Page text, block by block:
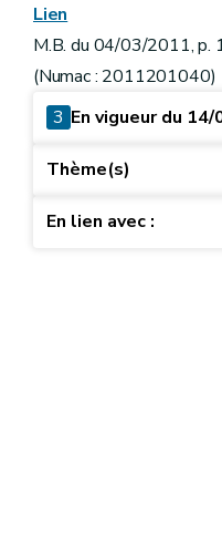
Lien
M.B. du 04/03/2011, p.
(Numac : 2011201040)
3 En vigueur du
Thème(s)
En lien avec :